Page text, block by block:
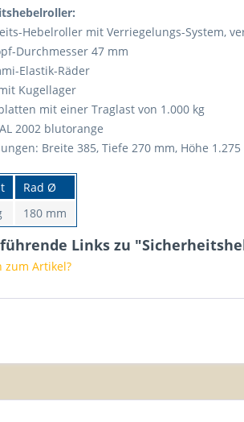
Hebelroller mit Verriegelungs-System,
Durchmesser 47 mm
Elastik-Räder
Kugellager
mit einer Traglast von 1.000 kg
2002 blutorange
Breite 385, Tiefe 270 mm, Höhe 1.275
Rad Ø
180 mm
Links zu
zum Artikel?